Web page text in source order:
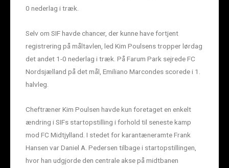
0 nederlag i træk.
Selv om SIF havde chancer, der kunne have fortjent
registrering på måltavlen, led Kim Poulsens tropper lørdag
det andet 1-0 nederlag i træk. På Farum Park sejrede FC
Nordsjælland på det mål, Emiliano Marcondes scorede i 1.
halvleg.
Cheftræner Kim Poulsen havde kun foretaget en enkelt
ændring i SIFs startopstilling i forhold til seneste kamp
mod FC Midtjylland. I stedet for karantæneramte Frank
Hansen var Daniel A. Pedersen tilbage i startopstillingen,
hvor han udgjorde den centrale akse på midtbanen